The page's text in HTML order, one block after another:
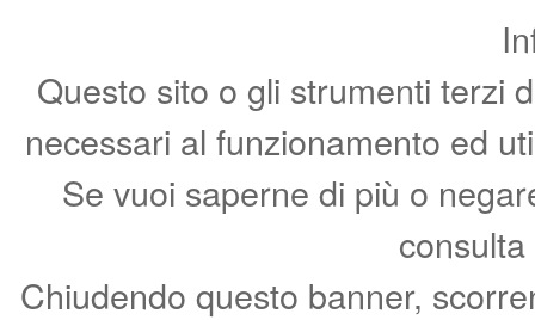
Questo sito o gli strumenti terzi
necessari al funzionamento ed
Se vuoi saperne di più o
Chiudendo questo banner,